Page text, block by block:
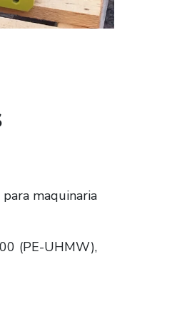
maquinaria
(PE-UHMW),